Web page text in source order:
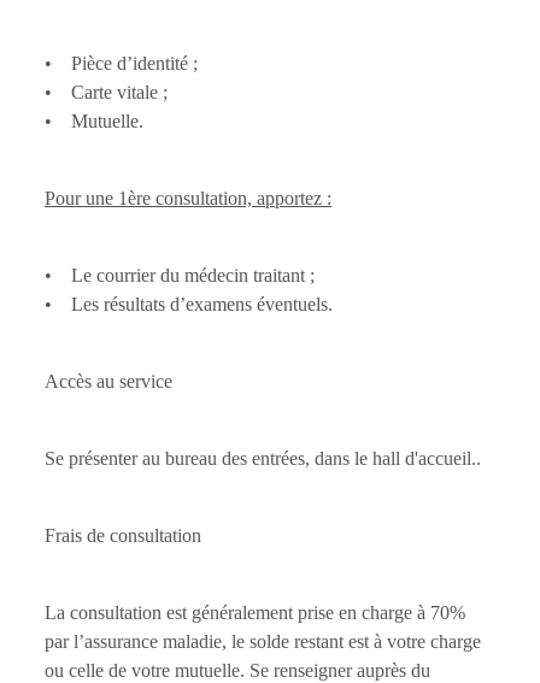
• Pièce d’identité ;
• Carte vitale ;
• Mutuelle.
Pour une 1ère consultation, apportez :
• Le courrier du médecin traitant ;
• Les résultats d’examens éventuels.
Accès au service
Se présenter au bureau des entrées, dans le hall d'accueil..
Frais de consultation
La consultation est généralement prise en charge à 70%
par l’assurance maladie, le solde restant est à votre charge
ou celle de votre mutuelle. Se renseigner auprès du